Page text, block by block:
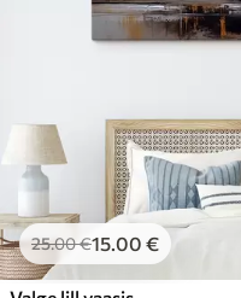
25.00€15.00 €